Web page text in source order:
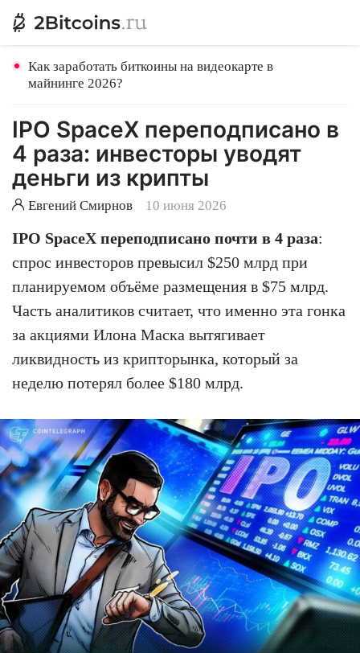
Как заработать биткоины на видеокарте в
майнинге 2026?
IPO SpaceX переподписано в
4 раза: инвесторы уводят
деньги из крипты
Евгений Смирнов 10 июня 2026
IPO SpaceX переподписано почти в 4 раза:
спрос инвесторов превысил $250 млрд при
планируемом объёме размещения в $75 млрд.
Часть аналитиков считает, что именно эта гонка
за акциями Илона Маска вытягивает
ликвидность из крипторынка, который за
неделю потерял более $180 млрд.